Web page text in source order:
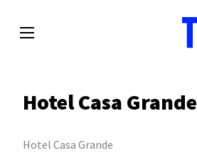
Hotel Casa Grande
Hotel Casa Grande